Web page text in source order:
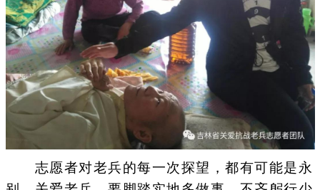
志愿者对老兵的每一次探望，都有可能是永